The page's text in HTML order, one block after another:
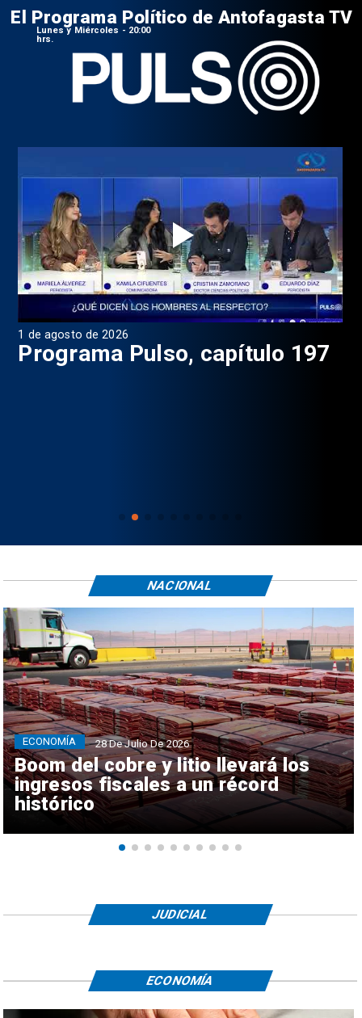
1 de agosto de 2026
Programa Pulso, capítulo 197
El Programa Político de Antofagasta TV
Lunes y Miércoles - 20:00
hrs.
Boom del cobre y litio llevará los
ingresos fiscales a un récord
histórico
ECONOMÍA 28 De Julio De 2026
NACIONAL
JUDICIAL
ECONOMÍA